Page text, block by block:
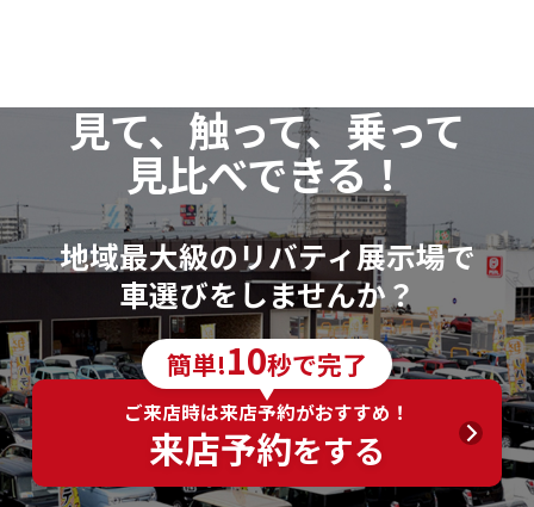
当社は、当該資料請求により取得した開示対象個人
情報の利用目的の通知・開示・訂正または削除・利用
の停止（以下「開示等」といいます。）に応じます。
開示等に関するお問い合わせ：各店舗営業窓口もし
くは、以下個人情報相談窓口
6．個人情報の取得に応じることの任意性
ご入力は任意ですが、ご入力いただけない項目やご
入力いただいた個人情報に漏れや誤りがあった場合、
資料請求およびお問合せに対する回答が出来ない場合
がございます。
見て、触って、乗って
見比べできる！
地域最大級のリバティ展示場で
車選びをしませんか？
簡単!10秒で完了
ご来店時は来店予約がおすすめ！
来店予約をする